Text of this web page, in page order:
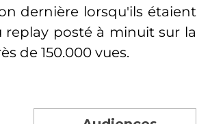
dernière lorsqu'ils étaient
replay posté à minuit sur la
de 150.000 vues.